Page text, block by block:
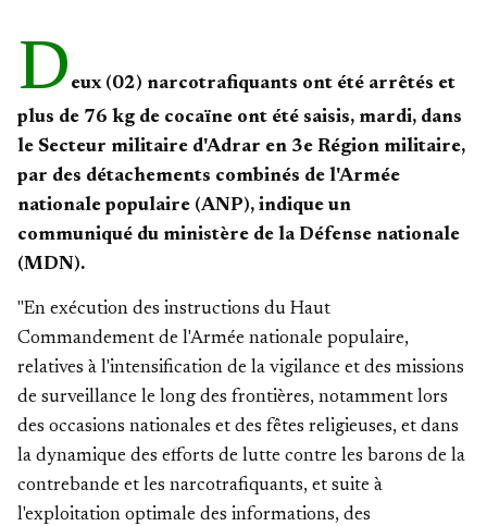
D eux (02) narcotrafiquants ont été arrêtés et
plus de 76 kg de cocaïne ont été saisis, mardi, dans
le Secteur militaire d'Adrar en 3e Région militaire,
par des détachements combinés de l'Armée
nationale populaire (ANP), indique un
communiqué du ministère de la Défense nationale
(MDN).
"En exécution des instructions du Haut
Commandement de l'Armée nationale populaire,
relatives à l'intensification de la vigilance et des missions
de surveillance le long des frontières, notamment lors
des occasions nationales et des fêtes religieuses, et dans
la dynamique des efforts de lutte contre les barons de la
contrebande et les narcotrafiquants, et suite à
l'exploitation optimale des informations, des